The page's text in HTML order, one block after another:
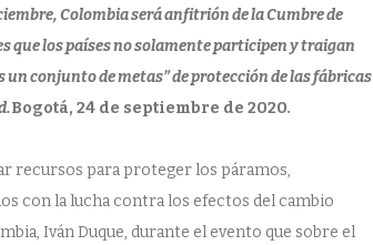
Colombia será anfitrión de la Cumbre de
que los países no solamente participen y traigan
conjunto de metas” de protección de las fábricas
Bogotá, 24 de septiembre de 2020.
recursos para proteger los páramos,
con la lucha contra los efectos del cambio
Iván Duque, durante el evento que sobre el